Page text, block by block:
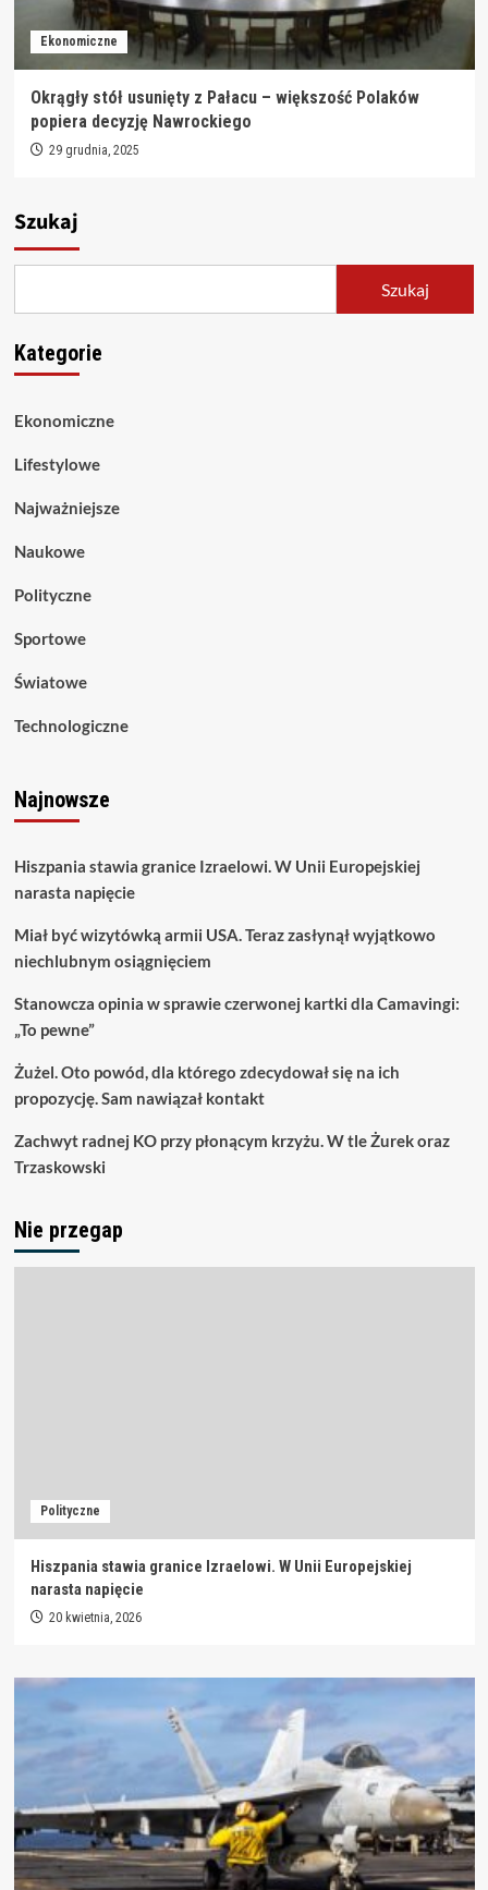
Ekonomiczne
Okrągły stół usunięty z Pałacu – większość Polaków
popiera decyzję Nawrockiego
29 grudnia, 2025
Szukaj
Szukaj
Kategorie
Ekonomiczne
Lifestylowe
Najważniejsze
Naukowe
Polityczne
Sportowe
Światowe
Technologiczne
Najnowsze
Hiszpania stawia granice Izraelowi. W Unii Europejskiej
narasta napięcie
Miał być wizytówką armii USA. Teraz zasłynął wyjątkowo
niechlubnym osiągnięciem
Stanowcza opinia w sprawie czerwonej kartki dla Camavingi:
„To pewne”
Żużel. Oto powód, dla którego zdecydował się na ich
propozycję. Sam nawiązał kontakt
Zachwyt radnej KO przy płonącym krzyżu. W tle Żurek oraz
Trzaskowski
Nie przegap
Polityczne
Hiszpania stawia granice Izraelowi. W Unii Europejskiej
narasta napięcie
20 kwietnia, 2026